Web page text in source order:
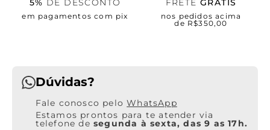
5% DE DESCONTO
em pagamentos com pix
FRETE GRÁTIS
nos pedidos acima
de R$350,00
Dúvidas?
WhatsApp
Estamos prontos para te atender via
telefone de segunda à sexta, das 9 as 17h.